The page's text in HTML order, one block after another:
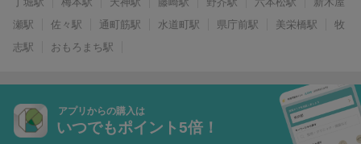
瀬駅
佐々駅 通町筋駅 水道町駅 県庁前駅 美栄橋駅
牧
志駅
おもろまち駅
アプリからの購入は
いつでもポイント5倍！